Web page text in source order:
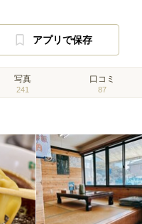
アプリで保存
写真
241
口コミ
87